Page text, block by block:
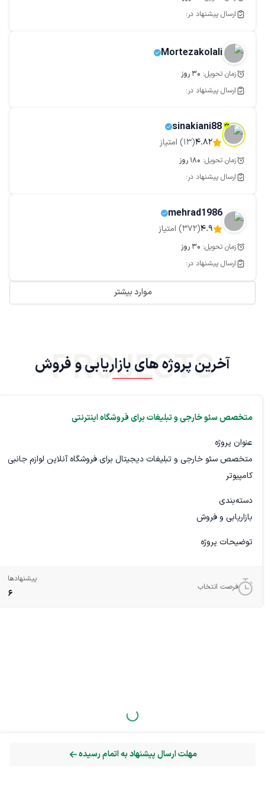
مهارت‌های مورد نیاز
Google Website Optimizer
امکانات ویژه
خدمات سئو
سئو سایت فروشگاهی
خدمات سئو تکنیکال
مهلت ارسال پیشنهاد به اتمام رسیده
ارسال پیشنهاد در:
Mortezakolali
زمان تحویل: 30 روز
ارسال پیشنهاد در:
sinakiani88
4.82
(
13) امتیاز
زمان تحویل: 180 روز
ارسال پیشنهاد در:
mehrad1986
4.9
(
372) امتیاز
زمان تحویل: 30 روز
ارسال پیشنهاد در:
موارد بیشتر
آخرین پروژه های بازاریابی و فروش
PROJECTS
متخصص سئو خارجی و تبلیغات برای فروشگاه اینترنتی
عنوان پروژه
متخصص سئو خارجی و تبلیغات دیجیتال برای فروشگاه آنلاین لوازم جانبی
کامپیوتر
دسته‌بندی
بازاریابی و فروش
توضیحات پروژه
دنبال یک متخصص با تجربه برای انجام وظایف سئوی خارجی (Off-
Page SEO) و طراحی کمپین‌های تبلیغاتی مؤثر هستیم. هدف اصلی،
• تحقیق و انتخاب کلمات کلیدی ثانویه برای تقویت سئوی خارجی
سایر پلتفرم‌های مرتبط
فرصت انتخاب
پیشنهادها
6